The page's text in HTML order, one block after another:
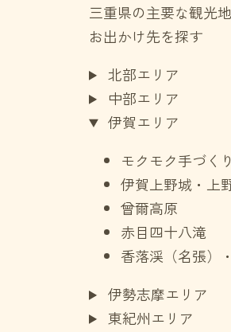
三重県の主要な観光
お出かけ先を探す
北部エリア
中部エリア
伊賀エリア
モクモク手づく
伊賀上野城・上
曾爾高原
赤目四十八滝
香落渓（名張）
伊勢志摩エリア
東紀州エリア